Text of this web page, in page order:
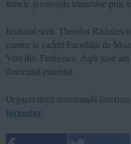
temele și emoțiile transmise prin
Invitatul serii, Theodor
master în cadrul Facultății de
Vest din Timișoara, după șase
domeniul pianului.
Organizatorii recomandă
formular